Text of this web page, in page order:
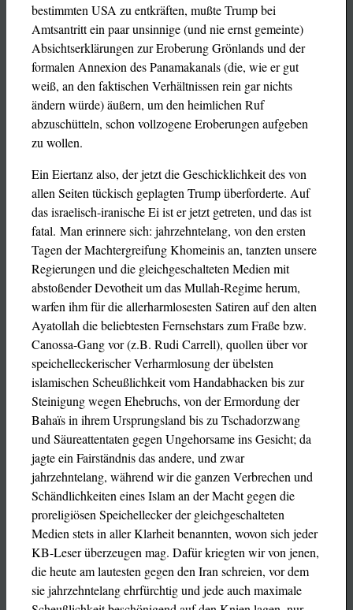
bestimmten USA zu entkräften, mußte Trump bei
Amtsantritt ein paar unsinnige (und nie ernst gemeinte)
Absichtserklärungen zur Eroberung Grönlands und der
formalen Annexion des Panamakanals (die, wie er gut
weiß, an den faktischen Verhältnissen rein gar nichts
ändern würde) äußern, um den heimlichen Ruf
abzuschütteln, schon vollzogene Eroberungen aufgeben
zu wollen.
Ein Eiertanz also, der jetzt die Geschicklichkeit des von
allen Seiten tückisch geplagten Trump überforderte. Auf
das israelisch-iranische Ei ist er jetzt getreten, und das ist
fatal. Man erinnere sich: jahrzehntelang, von den ersten
Tagen der Machtergreifung Khomeinis an, tanzten unsere
Regierungen und die gleichgeschalteten Medien mit
abstoßender Devotheit um das Mullah-Regime herum,
warfen ihm für die allerharmlosesten Satiren auf den alten
Ayatollah die beliebtesten Fernsehstars zum Fraße bzw.
Canossa-Gang vor (z.B. Rudi Carrell), quollen über vor
speichelleckerischer Verharmlosung der übelsten
islamischen Scheußlichkeit vom Handabhacken bis zur
Steinigung wegen Ehebruchs, von der Ermordung der
Bahaïs in ihrem Ursprungsland bis zu Tschadorzwang
und Säureattentaten gegen Ungehorsame ins Gesicht; da
jagte ein Fairständnis das andere, und zwar
jahrzehntelang, während wir die ganzen Verbrechen und
Schändlichkeiten eines Islam an der Macht gegen die
proreligiösen Speichellecker der gleichgeschalteten
Medien stets in aller Klarheit benannten, wovon sich jeder
KB-Leser überzeugen mag. Dafür kriegten wir von jenen,
die heute am lautesten gegen den Iran schreien, vor dem
sie jahrzehntelang ehrfürchtig und jede auch maximale